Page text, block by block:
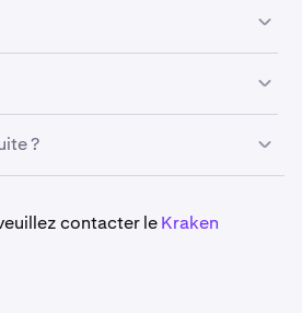
programmés pour être radiés :
ANLOG, TERM, STRD.
et les dépôts pour les actifs
à 14:00 UTC.
?
à partir du 1er mai 2026.
contacter leKraken